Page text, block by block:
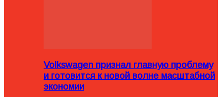
Volkswagen признал главную проблему
и готовится к новой волне масштабной
экономии